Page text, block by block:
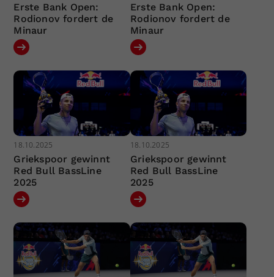
Erste Bank Open:
Rodionov fordert de
Minaur
Erste Bank Open:
Rodionov fordert de
Minaur
18.10.2025
Griekspoor gewinnt
Red Bull BassLine
2025
18.10.2025
Griekspoor gewinnt
Red Bull BassLine
2025